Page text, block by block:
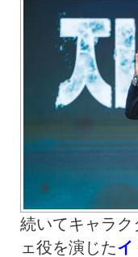
続いてキャラ
ェ役を演じたイ